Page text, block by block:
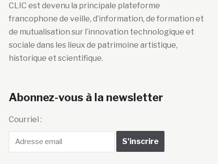
CLIC est devenu la principale plateforme
francophone de veille, d’information, de formation et
de mutualisation sur l’innovation technologique et
sociale dans les lieux de patrimoine artistique,
historique et scientifique.
Abonnez-vous à la newsletter
Courriel :